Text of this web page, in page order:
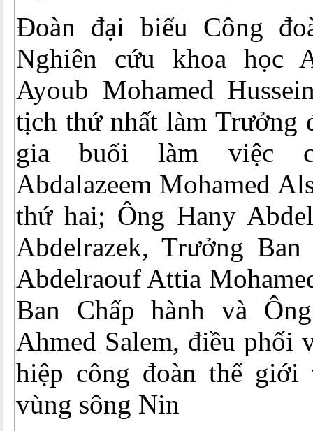
Đoàn đại biểu Công
Nghiên cứu khoa học
Ayoub Mohamed
tịch thứ nhất làm Trưởng
gia buổi làm việc
Abdalazeem Mohamed
thứ hai; Ông Hany
Abdelrazek, Trưởng
Abdelraouf Attia
Ban Chấp hành và
Ahmed Salem, điều phối
hiệp công đoàn thế
vùng sông Nin